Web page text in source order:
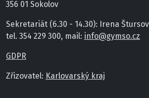
356 01 Sokolov
Sekretariát (6.30 - 14.30): Irena
tel. 354 229 300, mail: info@gymso.cz
GDPR
Zřizovatel: Karlovarský kraj